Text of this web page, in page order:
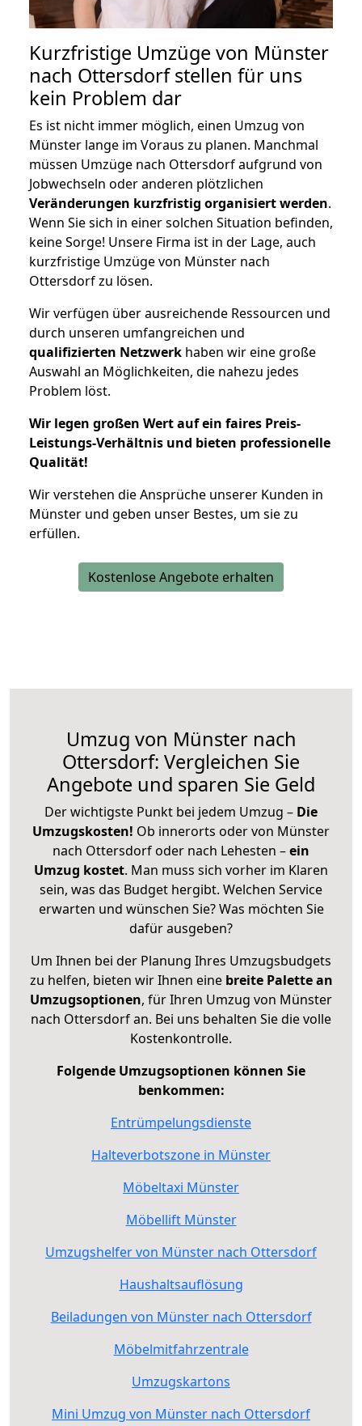
Kurzfristige Umzüge von Münster
nach Ottersdorf stellen für uns
kein Problem dar
Es ist nicht immer möglich, einen Umzug von
Münster lange im Voraus zu planen. Manchmal
müssen Umzüge nach Ottersdorf aufgrund von
Jobwechseln oder anderen plötzlichen
Veränderungen kurzfristig organisiert werden.
Wenn Sie sich in einer solchen Situation befinden,
keine Sorge! Unsere Firma ist in der Lage, auch
kurzfristige Umzüge von Münster nach
Ottersdorf zu lösen.
Wir verfügen über ausreichende Ressourcen und
durch unseren umfangreichen und
qualifizierten Netzwerk haben wir eine große
Auswahl an Möglichkeiten, die nahezu jedes
Problem löst.
Wir legen großen Wert auf ein faires Preis-
Leistungs-Verhältnis und bieten professionelle
Qualität!
Wir verstehen die Ansprüche unserer Kunden in
Münster und geben unser Bestes, um sie zu
erfüllen.
Kostenlose Angebote erhalten
Umzug von Münster nach
Ottersdorf: Vergleichen Sie
Angebote und sparen Sie Geld
Der wichtigste Punkt bei jedem Umzug – Die
Umzugskosten! Ob innerorts oder von Münster
nach Ottersdorf oder nach Lehesten –ein
Umzug kostet. Man muss sich vorher im Klaren
sein, was das Budget hergibt. Welchen Service
erwarten und wünschen Sie? Was möchten Sie
dafür ausgeben?
Um Ihnen bei der Planung Ihres Umzugsbudgets
zu helfen, bieten wir Ihnen eine breite Palette an
Umzugsoptionen, für Ihren Umzug von Münster
nach Ottersdorf an. Bei uns behalten Sie die volle
Kostenkontrolle.
Folgende Umzugsoptionen können Sie
benkommen:
Entrümpelungsdienste
Halteverbotszone in Münster
Möbeltaxi Münster
Möbellift Münster
Umzugshelfer von Münster nach Ottersdorf
Haushaltsauflösung
Beiladungen von Münster nach Ottersdorf
Möbelmitfahrzentrale
Umzugskartons
Mini Umzug von Münster nach Ottersdorf